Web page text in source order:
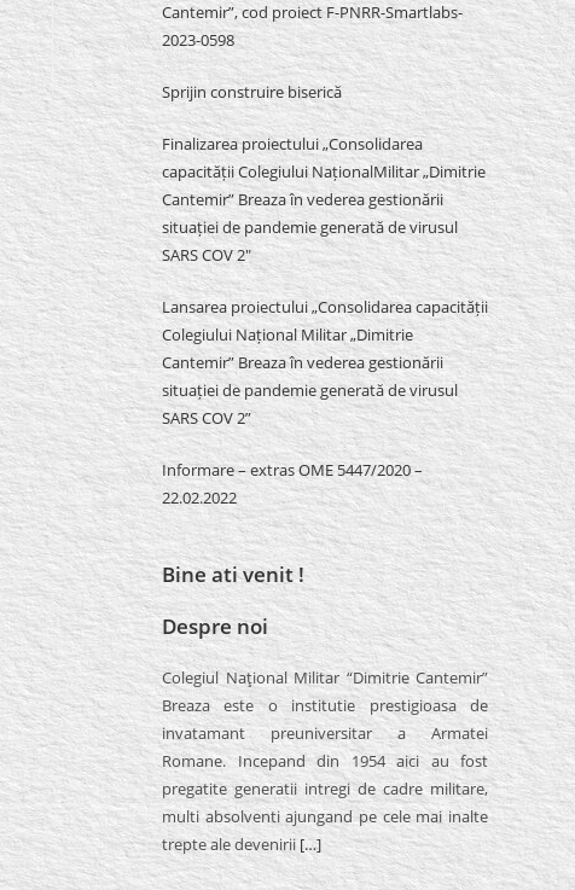
Cantemir”, cod proiect F-PNRR-Smartlabs-
2023-0598
Sprijin construire biserică
Finalizarea proiectului „Consolidarea
capacității Colegiului NaționalMilitar „Dimitrie
Cantemir” Breaza în vederea gestionării
situației de pandemie generată de virusul
SARS COV 2″
Lansarea proiectului „Consolidarea capacității
Colegiului Național Militar „Dimitrie
Cantemir” Breaza în vederea gestionării
situației de pandemie generată de virusul
SARS COV 2”
Informare – extras OME 5447/2020 –
22.02.2022
Bine ati venit !
Despre noi
Colegiul Naţional Militar “Dimitrie Cantemir”
Breaza este o institutie prestigioasa de
invatamant preuniversitar a Armatei
Romane. Incepand din 1954 aici au fost
pregatite generatii intregi de cadre militare,
multi absolventi ajungand pe cele mai inalte
trepte ale devenirii […]